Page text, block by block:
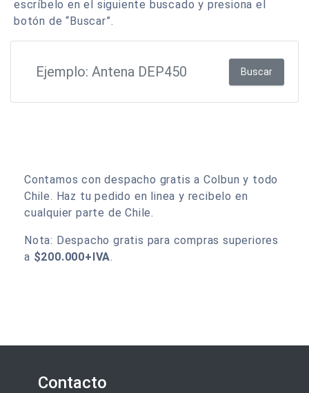
escríbelo en el siguiente buscado y presiona el
botón de “Buscar”.
Buscar
Contamos con despacho gratis a Colbun y todo
Chile. Haz tu pedido en linea y recibelo en
cualquier parte de Chile.
Nota: Despacho gratis para compras superiores
a $200.000+IVA.
Contacto